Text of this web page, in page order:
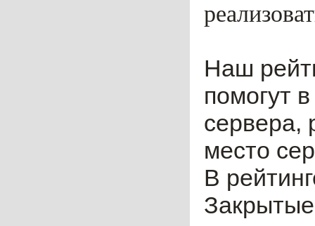
Наш
помогут
сервера,
место
В